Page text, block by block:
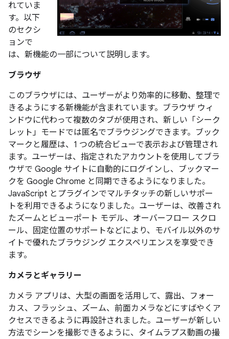
れていま
す。以下
のセクシ
ョンで
は、新機能の一部について説明します。
ブラウザ
このブラウザには、ユーザーがより効率的に移動、整理で
きるようにする新機能が含まれています。ブラウザ ウィ
ンドウに代わって複数のタブが使用され、新しい「シーク
レット」モードでは匿名でブラウジングできます。ブック
マークと履歴は、1 つの統合ビューで表示および管理され
ます。ユーザーは、指定されたアカウントを使用してブラ
ウザで Google サイトに自動的にログインし、ブックマー
クを Google Chrome と同期できるようになりました。
JavaScript とプラグインでマルチタッチの新しいサポー
トを利用できるようになりました。ユーザーは、改善され
たズームとビューポート モデル、オーバーフロー スクロ
ール、固定位置のサポートなどにより、モバイル以外のサ
イトで優れたブラウジング エクスペリエンスを享受でき
ます。
カメラとギャラリー
カメラ アプリは、大型の画面を活用して、露出、フォー
カス、フラッシュ、ズーム、前面カメラなどにすばやくア
クセスできるように再設計されました。ユーザーが新しい
方法でシーンを撮影できるように、タイムラプス動画の撮